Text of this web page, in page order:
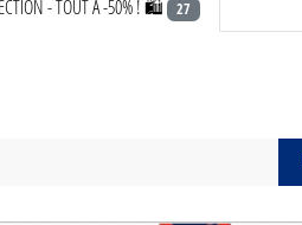
- TOUT A -50% ! 🛍️ 27